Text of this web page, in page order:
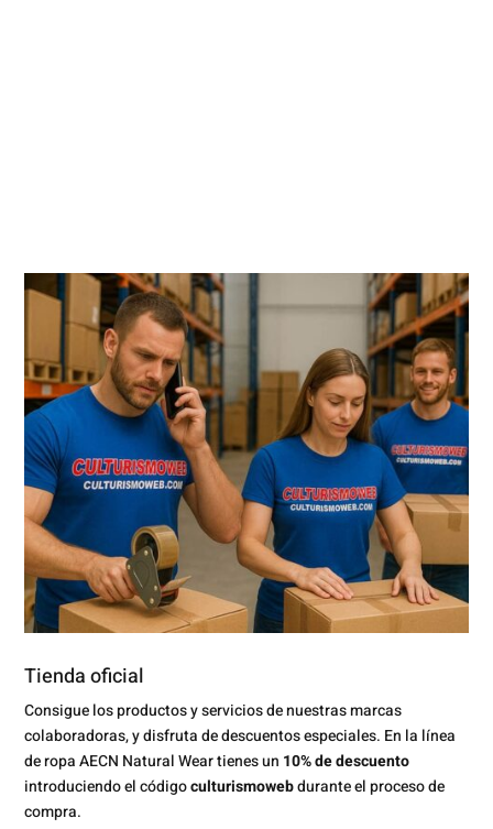
Tienda oficial
Consigue los productos y servicios de nuestras marcas
colaboradoras, y disfruta de descuentos especiales. En la línea
de ropa AECN Natural Wear tienes un 10% de descuento
introduciendo el códigoculturismowebdurante el proceso de
compra.